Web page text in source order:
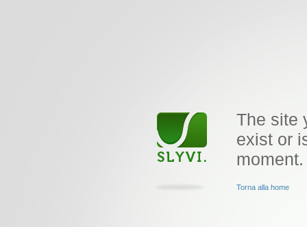
The site
exist or
moment.
Torna alla home